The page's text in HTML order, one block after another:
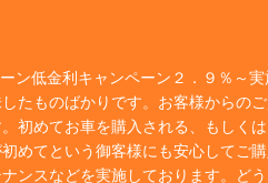
ン低金利キャンペーン２．９％～
たものばかりです。お客様からの
初めてお車を購入される、もしく
めてという御客様にも安心してご
ンスなどを実施しております。ど